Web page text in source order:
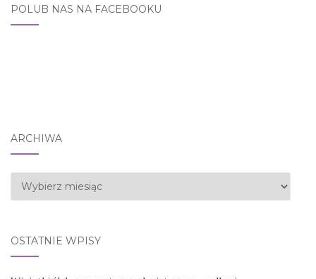
POLUB NAS NA FACEBOOKU
ARCHIWA
Archiwa
OSTATNIE WPISY